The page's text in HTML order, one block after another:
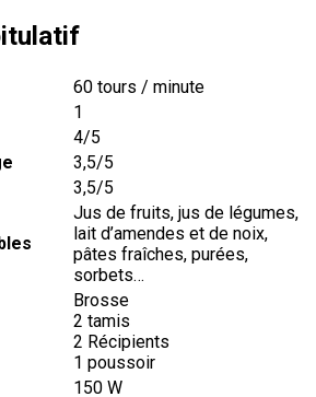
60 tours / minute
1
4/5
3,5/5
3,5/5
Jus de fruits, jus de légumes,
lait d’amendes et de noix,
pâtes fraîches, purées,
sorbets…
Brosse
2 tamis
2 Récipients
1 poussoir
150 W